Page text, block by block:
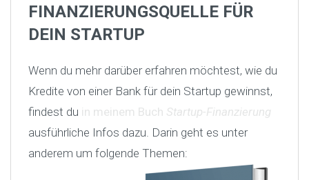
FINANZIERUNGSQUELLE FÜR
DEIN STARTUP
Wenn du mehr darüber erfahren möchtest, wie du
Kredite von einer Bank für dein Startup gewinnst,
findest du in meinem Buch Startup-Finanzierung
ausführliche Infos dazu. Darin geht es unter
anderem um folgende Themen: